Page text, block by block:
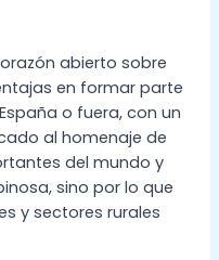
abierto sobre
en formar parte
o fuera, con un
al homenaje de
del mundo y
sino por lo que
y sectores rurales